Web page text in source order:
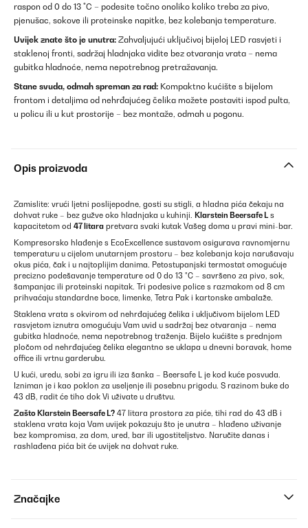
raspon od 0 do 13 °C – podesite točno onoliko koliko treba za pivo,
pjenušac, sokove ili proteinske napitke, bez kolebanja temperature.
Uvijek znate što je unutra: Zahvaljujući uključivoj bijeloj LED rasvjeti i
staklenoj fronti, sadržaj hladnjaka vidite bez otvaranja vrata – nema
gubitka hladnoće, nema nepotrebnog pretražavanja.
Stane svuda, odmah spreman za rad: Kompaktno kućište s bijelom
frontom i detaljima od nehrđajućeg čelika možete postaviti ispod pulta,
u policu ili u kut prostorije – bez montaže, odmah u pogonu.
Opis proizvoda
Zamislite: vrući ljetni poslijepodne, gosti su stigli, a hladna pića čekaju na
dohvat ruke – bez gužve oko hladnjaka u kuhinji. Klarstein Beersafe L s
kapacitetom od 47 litara pretvara svaki kutak Vašeg doma u pravi mini-bar.
Kompresorsko hlađenje s EcoExcellence sustavom osigurava ravnomjernu
temperaturu u cijelom unutarnjem prostoru – bez kolebanja koja narušavaju
okus pića, čak i u najtoplijim danima. Petostupanjski termostat omogućuje
precizno podešavanje temperature od 0 do 13 °C – savršeno za pivo, sok,
šampanjac ili proteinski napitak. Tri podesive police s razmakom od 8 cm
prihvaćaju standardne boce, limenke, Tetra Pak i kartonske ambalaže.
Staklena vrata s okvirom od nehrđajućeg čelika i uključivom bijelom LED
rasvjetom iznutra omogućuju Vam uvid u sadržaj bez otvaranja – nema
gubitka hladnoće, nema nepotrebnog traženja. Bijelo kućište s prednjom
pločom od nehrđajućeg čelika elegantno se uklapa u dnevni boravak, home
office ili vrtnu garderubu.
U kući, uredu, sobi za igru ili iza šanka – Beersafe L je kod kuće posvuda.
Izniman je i kao poklon za useljenje ili posebnu prigodu. S razinom buke do
43 dB, radit će tiho dok Vi uživate u društvu.
Zašto Klarstein Beersafe L? 47 litara prostora za piće, tihi rad do 43 dB i
staklena vrata koja Vam uvijek pokazuju što je unutra – hlađeno uživanje
bez kompromisa, za dom, ured, bar ili ugostiteljstvo. Naručite danas i
rashlađena pića bit će uvijek na dohvat ruke.
Značajke